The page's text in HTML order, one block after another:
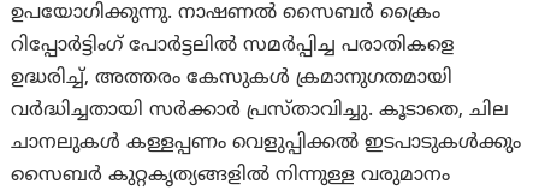
ഉപയോഗിക്കുന്നു. നാഷണൽ സൈബർ ക്രൈം
റിപ്പോർട്ടിംഗ് പോർട്ടലിൽ സമർപ്പിച്ച പരാതികളെ
ഉദ്ധരിച്ച്, അത്തരം കേസുകൾ ക്രമാനുഗതമായി
വർദ്ധിച്ചതായി സർക്കാർ പ്രസ്താവിച്ചു. കൂടാതെ, ചില
ചാനലുകൾ കള്ളപ്പണം വെളുപ്പിക്കൽ ഇടപാടുകൾക്കും
സൈബർ കുറ്റകൃത്യങ്ങളിൽ നിന്നുള്ള വരുമാനം